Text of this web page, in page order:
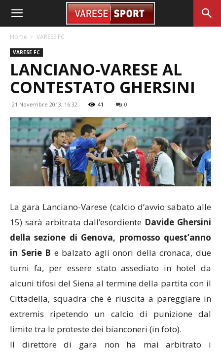
Home VARESE FC
VARESE FC
LANCIANO-VARESE AL
CONTESTATO GHERSINI
21 Novembre 2013, 16:32 41 0
La gara Lanciano-Varese (calcio d’avvio sabato alle
15) sarà arbitrata dall’esordiente Davide Ghersini
della sezione di Genova, promosso quest’anno
in Serie B e balzato agli onori della cronaca, due
turni fa, per essere stato assediato in hotel da
alcuni tifosi del Siena al termine della partita con il
Cittadella, squadra che è riuscita a pareggiare in
extremis ripetendo un calcio di punizione dal
limite tra le proteste dei bianconeri (in foto).
Il direttore di gara non ha mai arbitrato i